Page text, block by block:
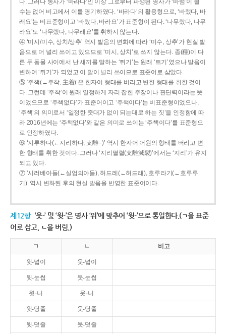
다. 그러나 동사가 ‘바라다’인 이상 그로부터 파생된 명사가 ‘바램’이 될
수는 없어 비고에서 이를 명기하였다. ‘바라다’의 활용형으로, ‘바랬다, 바
래요’는 비표준형이고 ‘바랐다, 바라요’가 표준형이 된다. ‘나무랐다, 나무
라요’도 ‘나무랬다, 나무래요’를 취하지 않는다.
④ ‘미시/미수, 상치/상추’ 역시 발음의 변화에 따라 ‘미수, 상추’가 현실 발
음으로 더 널리 쓰이고 있으므로 ‘미시, 상치’로 쓰지 않는다. 종(種)이 다
른 두 동물 사이에서 난 새끼를 말하는 ‘튀기’는 원래 ‘트기’였으나 발음이
변하여 ‘튀기’가 되었고 이 말이 널리 쓰이므로 표준어로 삼았다.
⑤ ‘주책(←주착, 主着)’은 한자어 형태를 버리고 변한 형태를 취한 것이
다. 그런데 ‘주착’이 원래 일정하게 자리 잡힌 주장이나 판단력이라는 뜻
이었으므로 ‘주책없다’가 표준어이고 ‘주책이다’는 비표준형이었으나,
‘주책’의 의미로서 ‘일정한 줏대가 없이 되는대로 하는 짓’을 인정함에 따
라 2016년에는 ‘주책없다’와 같은 의미로 쓰이는 ‘주책이다’를 표준형으
로 인정하였다.
⑥ ‘지루하다(←지리하다, 支離--)’ 역시 한자어 어원의 형태를 버리고 변
한 형태를 취한 것이다. 그러나 ‘지리멸렬(支離滅裂)’에서는 ‘지리’가 유지
되고 있다.
⑦ ‘시러베아들(←실업의아들), 허드레(←허드래), 호루라기(←호루루
기)’ 역시 변화된 후의 현실 발음을 반영한 표준어이다.
제12항 ‘웃-’ 및 ‘윗-’은 명사 ‘위’에 맞추어 ‘윗-’으로 통일한다.(ㄱ을 표준
어로 삼고, ㄴ을 버림.)
ㄱ ㄴ 비고
윗-넓이 웃-넓이
윗-눈썹 웃-눈썹
윗-니 웃-니
윗-당줄 웃-당줄
윗-덧줄 웃-덧줄